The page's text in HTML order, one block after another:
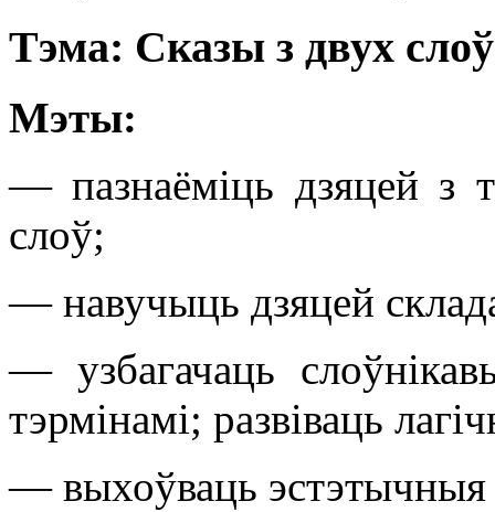
Тэма: Сказы з двух слоў
Мэты:
— пазнаёміць дзяцей з
слоў;
— навучыць дзяцей
— узбагачаць
тэрмінамі; развіваць
— выхоўваць эстэтычныя